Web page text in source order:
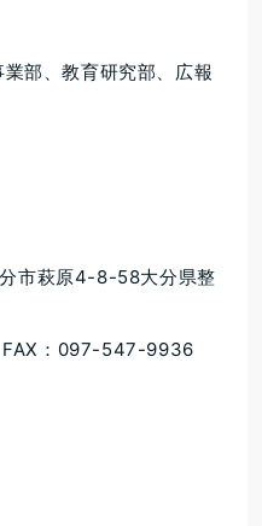
部、教育研究部、広報
市萩原4-8-58大分県整
：097-547-9936